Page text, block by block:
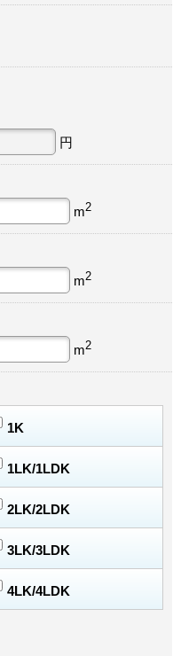
円
m2
m2
m2
1K
1LK/1LDK
2LK/2LDK
3LK/3LDK
4LK/4LDK